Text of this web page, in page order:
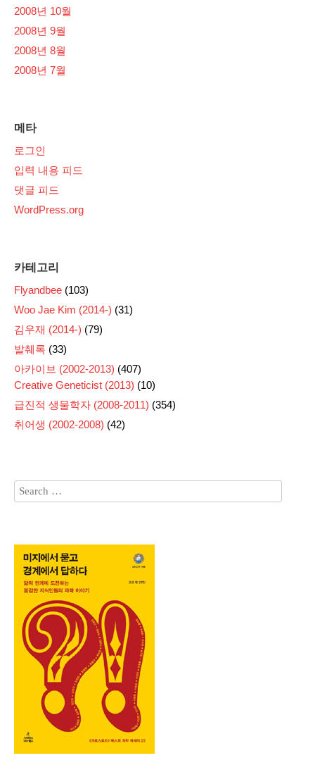
2008년 10월
2008년 9월
2008년 8월
2008년 7월
메타
로그인
입력 내용 피드
댓글 피드
WordPress.org
카테고리
Flyandbee (103)
Woo Jae Kim (2014-) (31)
김우재 (2014-) (79)
발췌록 (33)
아카이브 (2002-2013) (407)
Creative Geneticist (2013) (10)
급진적 생물학자 (2008-2011) (354)
취어생 (2002-2008) (42)